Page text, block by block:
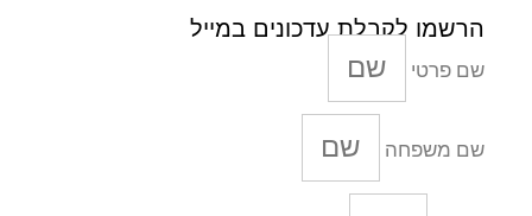
הרשמו לקבלת עדכונים במייל
שם פרטי
שם משפחה